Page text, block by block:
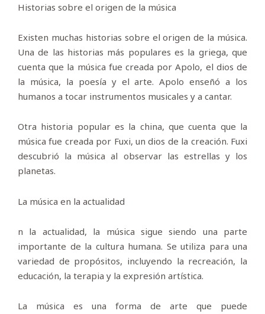
Historias sobre el origen de la música
Existen muchas historias sobre el origen de la música.
Una de las historias más populares es la griega, que
cuenta que la música fue creada por Apolo, el dios de
la música, la poesía y el arte. Apolo enseñó a los
humanos a tocar instrumentos musicales y a cantar.
Otra historia popular es la china, que cuenta que la
música fue creada por Fuxi, un dios de la creación. Fuxi
descubrió la música al observar las estrellas y los
planetas.
La música en la actualidad
n la actualidad, la música sigue siendo una parte
importante de la cultura humana. Se utiliza para una
variedad de propósitos, incluyendo la recreación, la
educación, la terapia y la expresión artística.
La música es una forma de arte que puede